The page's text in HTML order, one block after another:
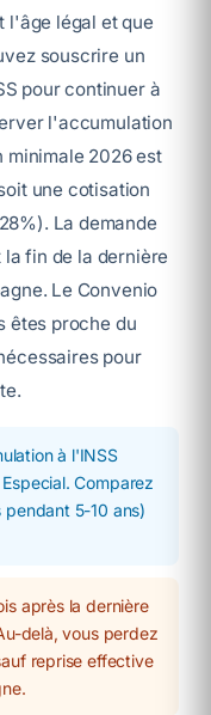
l'âge légal et que
souscrire un
pour continuer à
l'accumulation
minimale 2026 est
une cotisation
La demande
la fin de la dernière
Le Convenio
êtes proche du
pour
à l'INSS
Comparez
pendant 5-10 ans)
après la dernière
delà, vous perdez
reprise effective